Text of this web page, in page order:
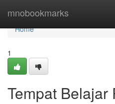
mnobookmarks
Home
Home
1
Tempat Belajar